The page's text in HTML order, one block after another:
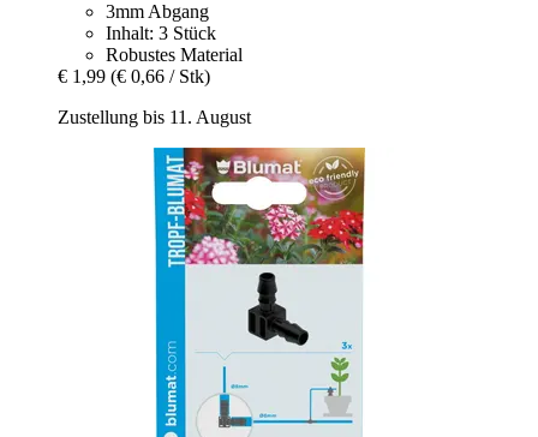
3mm Abgang
Inhalt: 3 Stück
Robustes Material
€ 1,99 (€ 0,66 / Stk)
Zustellung bis 11. August